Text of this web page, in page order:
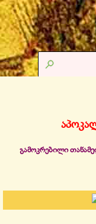
გამოკრებილი